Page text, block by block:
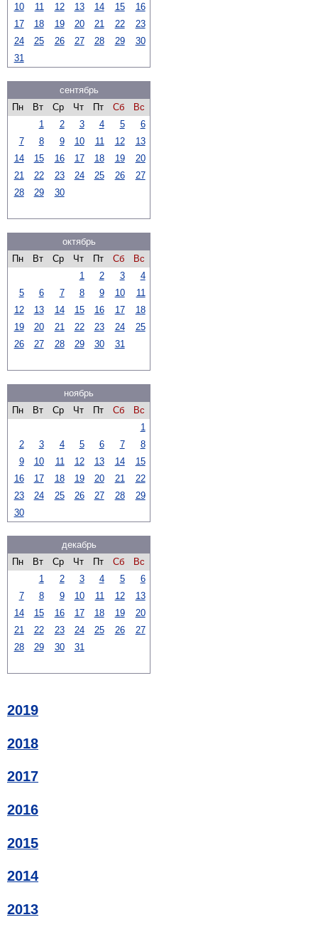
10
11 12 13 14 15
16
17
18 19 20 21 22
23
24
25 26 27 28 29
30
31
сентябрь
Пн
Вт Ср Чт Пт Сб
Вс
1
2 3 4 5
6
7
8 9 10 11 12
13
14
15 16 17 18 19
20
21
22 23 24 25 26
27
28
29 30
октябрь
Пн
Вт Ср Чт Пт Сб
Вс
1
2 3
4
5
6 7 8 9 10
11
12
13 14 15 16 17
18
19
20 21 22 23 24
25
26
27 28 29 30 31
ноябрь
Пн
Вт Ср Чт Пт Сб
Вс
1
2
3 4 5 6 7
8
9
10 11 12 13 14
15
16
17 18 19 20 21
22
23
24 25 26 27 28
29
30
декабрь
Пн
Вт Ср Чт Пт Сб
Вс
1
2 3 4 5
6
7
8 9 10 11 12
13
14
15 16 17 18 19
20
21
22 23 24 25 26
27
28
29 30 31
2019
2018
2017
2016
2015
2014
2013